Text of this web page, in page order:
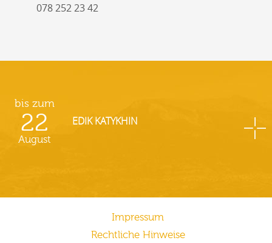
078 252 23 42
bis zum
22
August
EDIK KATYKHIN
Impressum
Rechtliche Hinweise